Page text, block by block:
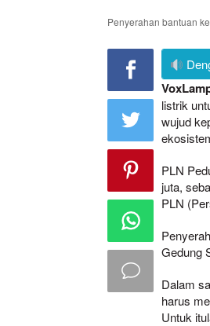
Penyerahan bantuan
listrik
wujud
PLN
juta,
PLN
Gedung
Dalam
harus
Untuk